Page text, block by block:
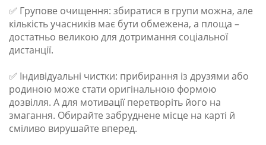
✅ Групове очищення: збиратися в групи можна, але
кількість учасників має бути обмежена, а площа –
достатньо великою для дотримання соціальної
дистанції.
✅ Індивідуальні чистки: прибирання із друзями або
родиною може стати оригінальною формою
дозвілля. А для мотивації перетворіть його на
змагання. Обирайте забруднене місце на карті й
сміливо вирушайте вперед.